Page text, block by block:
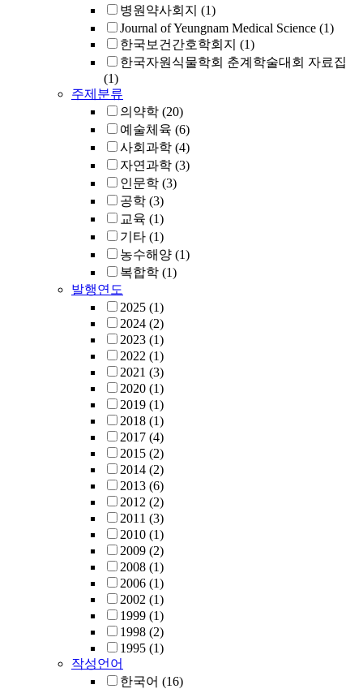
병원약사회지 (1)
Journal of Yeungnam Medical Science (1)
한국보건간호학회지 (1)
한국자원식물학회 춘계학술대회 자료집
(1)
주제분류
의약학 (20)
예술체육 (6)
사회과학 (4)
자연과학 (3)
인문학 (3)
공학 (3)
교육 (1)
기타 (1)
농수해양 (1)
복합학 (1)
발행연도
2025 (1)
2024 (2)
2023 (1)
2022 (1)
2021 (3)
2020 (1)
2019 (1)
2018 (1)
2017 (4)
2015 (2)
2014 (2)
2013 (6)
2012 (2)
2011 (3)
2010 (1)
2009 (2)
2008 (1)
2006 (1)
2002 (1)
1999 (1)
1998 (2)
1995 (1)
작성언어
한국어 (16)